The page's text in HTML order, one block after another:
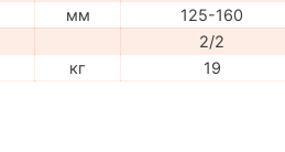
мм
125-160
2/2
кг 19